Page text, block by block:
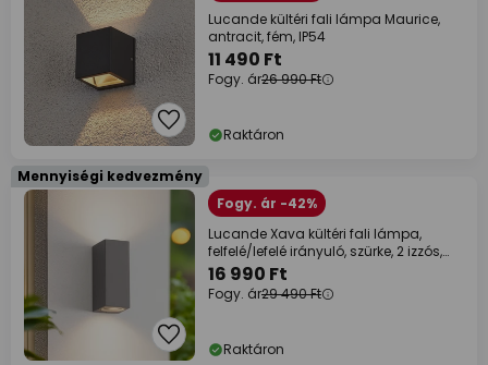
Lucande kültéri fali lámpa Maurice,
antracit, fém, IP54
11 490 Ft
Fogy. ár26 990 Ft
Raktáron
Mennyiségi kedvezmény
Fogy. ár -42%
Lucande Xava kültéri fali lámpa,
felfelé/lefelé irányuló, szürke, 2 izzós,
GU10
16 990 Ft
Fogy. ár29 490 Ft
Raktáron